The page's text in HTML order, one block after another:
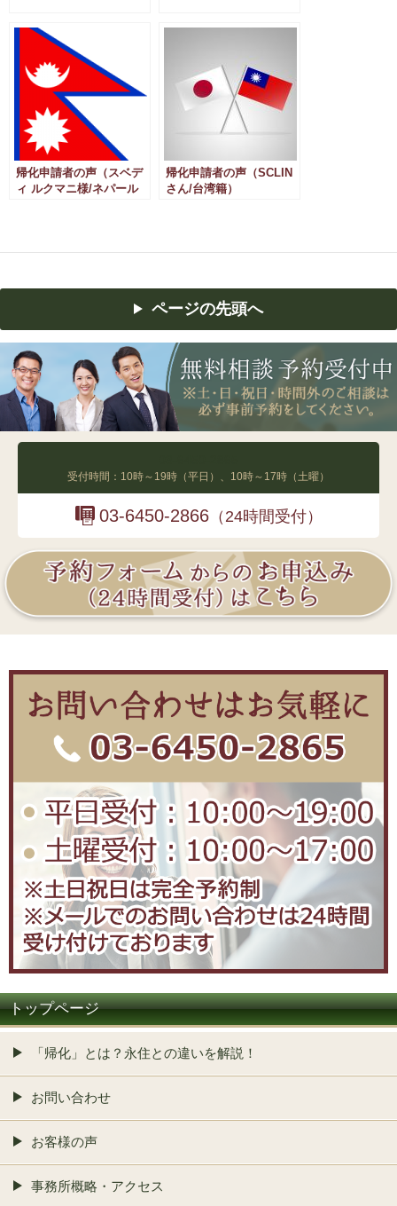
帰化申請者の声（スベデ
ィ ルクマニ様/ネパール
帰化申請者の声（SCLIN
さん/台湾籍）
ページの先頭へ
受付時間：10時～19時（平日）、10時～17時（土曜）
03-6450-2866（24時間受付）
トップページ
「帰化」とは？永住との違いを解説！
お問い合わせ
お客様の声
事務所概略・アクセス